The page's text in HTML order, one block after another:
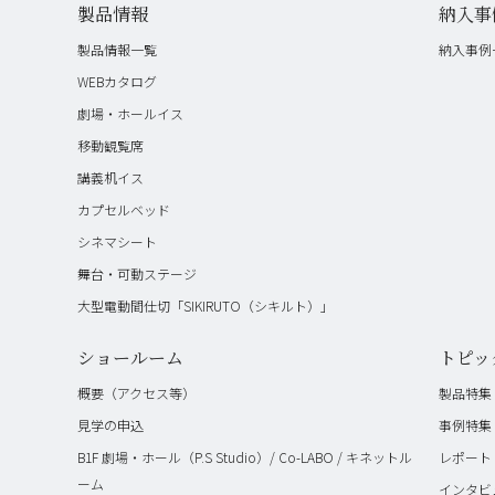
製品情報
製品情報一覧
WEBカタログ
劇場・ホールイス
移動観覧席
講義机イス
カプセルベッド
シネマシート
舞台・可動ステージ
大型電動間仕切「SIKIRUTO（シキルト）」
納入
納入事例
ショールーム
概要（アクセス等）
見学の申込
B1F 劇場・ホール（P.S Studio）/ Co-LABO / キネットル
ーム
トピ
製品特集
事例特集
レポート
インタビ